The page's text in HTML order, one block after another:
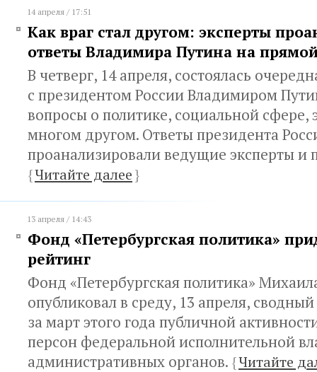
14 апреля / 17:51
Как враг стал другом: эксперты
ответы Владимира Путина на
В четверг, 14 апреля, состоялась
с президентом России Владимиром
вопросы о политике, социальной сфере,
многом другом. Ответы президента
проанализировали ведущие эксперты и
{Читайте далее}
13 апреля / 14:43
Фонд «Петербургская политика»
рейтинг
Фонд «Петербургская политика»
опубликовал в среду, 13 апреля,
за март этого года публичной
персон федеральной исполнительной
административных органов. {Читайте